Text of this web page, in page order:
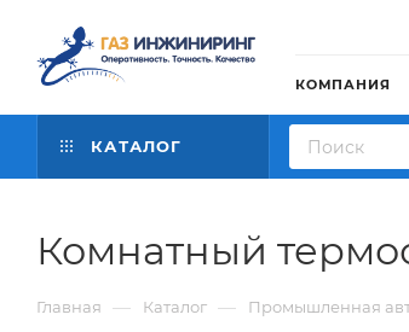
КОМПАНИЯ
КАТАЛОГ
Комнатный
Главная — Каталог — Промышленная